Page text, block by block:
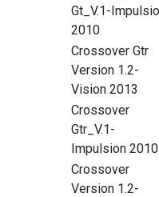
Gt_V.1-
2010
Crossover Gtr
Version 1.2-
Vision 2013
Crossover
Gtr_V.1-
Impulsion 2010
Crossover
Version 1.2-